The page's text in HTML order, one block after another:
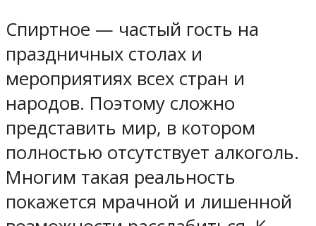
Спиртное — частый гость на
праздничных столах и
мероприятиях всех стран и
народов. Поэтому сложно
представить мир, в котором
полностью отсутствует алкоголь.
Многим такая реальность
покажется мрачной и лишенной